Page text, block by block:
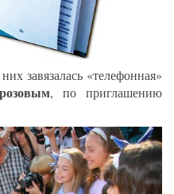
завязалась «телефонная»
, по приглашению